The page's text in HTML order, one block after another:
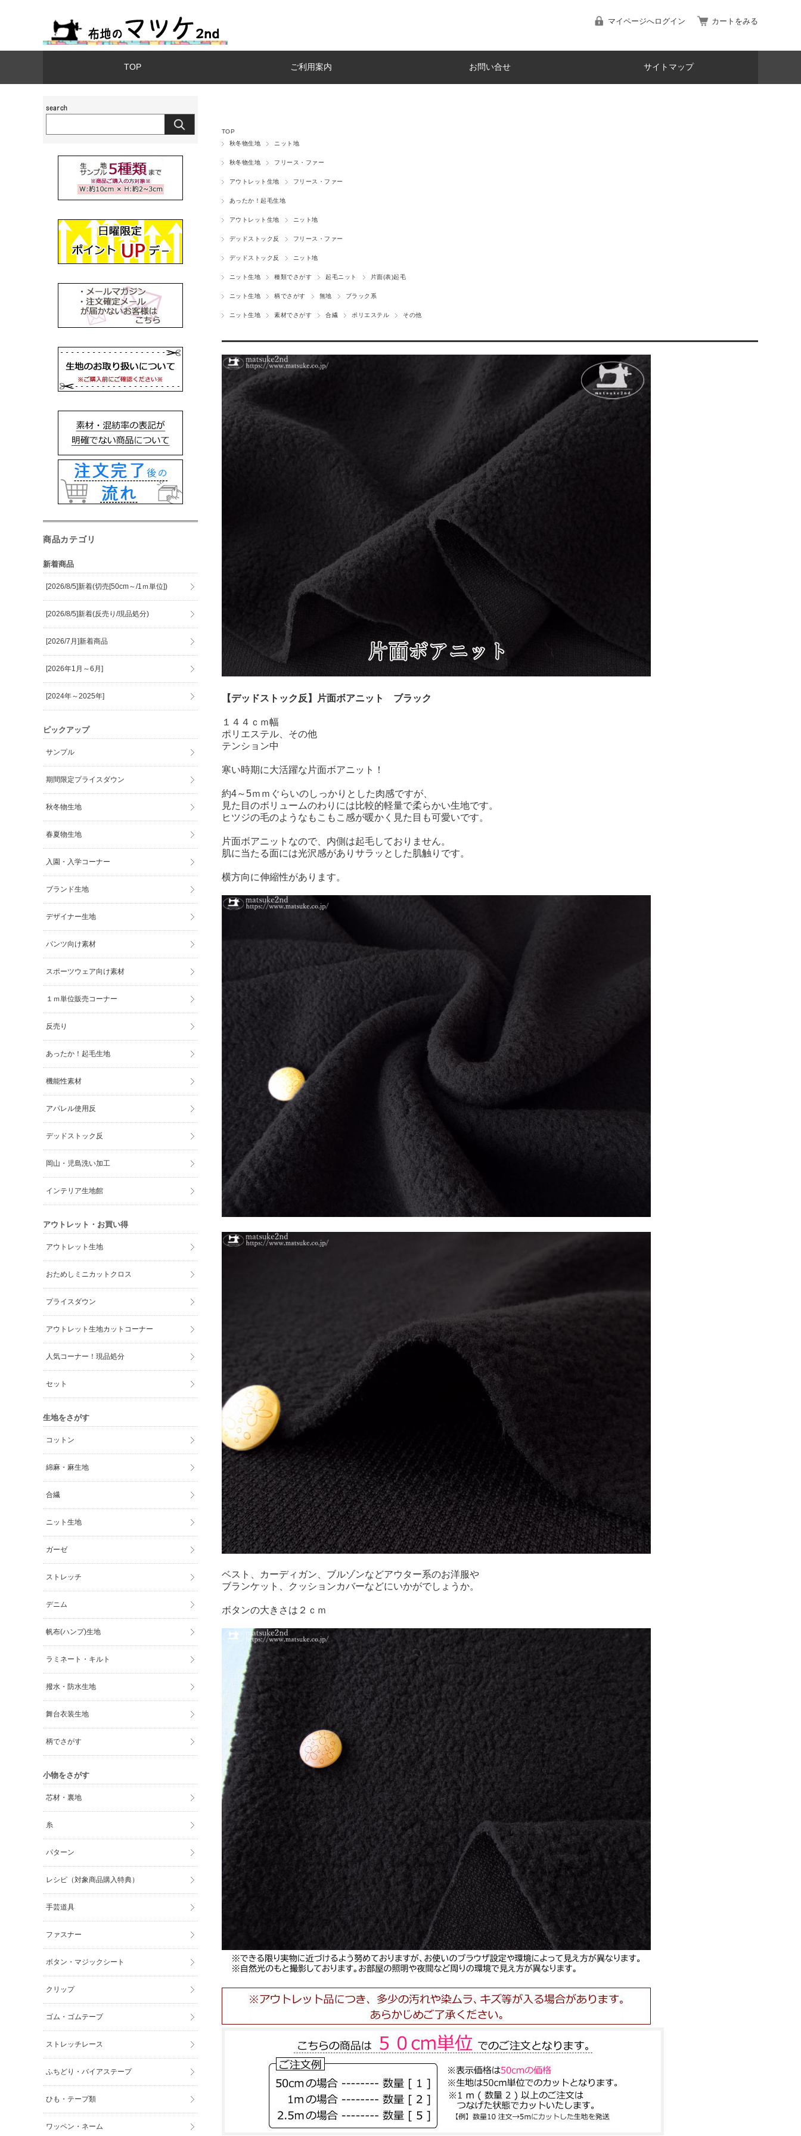
マイページへログイン カートをみる
TOP ご利用案内 お問い合せ サイトマップ
TOP
秋冬物生地
ニット地
秋冬物生地 フリース・ファー
アウトレット生地 フリース・ファー
あったか！起毛生地
アウトレット生地 ニット地
デッドストック反 フリース・ファー
デッドストック反 ニット地
ニット生地 種類でさがす 起毛ニット 片面(表)起毛
ニット生地 柄でさがす 無地 ブラック系
ニット生地 素材でさがす 合繊 ポリエステル その他
【デッドストック反】片面ボアニット ブラック
１４４ｃｍ幅
ポリエステル、その他
テンション中
寒い時期に大活躍な片面ボアニット！
約4～5ｍｍぐらいのしっかりとした肉感ですが、
見た目のボリュームのわりには比較的軽量で柔らかい生地です。
ヒツジの毛のようなもこもこ感が暖かく見た目も可愛いです。
片面ボアニットなので、内側は起毛しておりません。
肌に当たる面には光沢感がありサラッとした肌触りです。
横方向に伸縮性があります。
ベスト、カーディガン、ブルゾンなどアウター系のお洋服や
ブランケット、クッションカバーなどにいかがでしょうか。
ボタンの大きさは２ｃｍ
商品カテゴリ
新着商品
[2026/8/5]新着(切売[50cm～/1ｍ単位])
[2026/8/5]新着(反売り/現品処分)
[2026/7月]新着商品
[2026年1月～6月]
[2024年～2025年]
ピックアップ
サンプル
期間限定プライスダウン
秋冬物生地
春夏物生地
入園・入学コーナー
ブランド生地
デザイナー生地
パンツ向け素材
スポーツウェア向け素材
１ｍ単位販売コーナー
反売り
あったか！起毛生地
機能性素材
アパレル使用反
デッドストック反
岡山・児島洗い加工
インテリア生地館
アウトレット・お買い得
アウトレット生地
おためしミニカットクロス
プライスダウン
アウトレット生地カットコーナー
人気コーナー！現品処分
セット
生地をさがす
コットン
綿麻・麻生地
合繊
ニット生地
ガーゼ
ストレッチ
デニム
帆布(ハンプ)生地
ラミネート・キルト
撥水・防水生地
舞台衣装生地
柄でさがす
小物をさがす
芯材・裏地
糸
パターン
レシピ（対象商品購入特典）
手芸道具
ファスナー
ボタン・マジックシート
クリップ
ゴム・ゴムテープ
ストレッチレース
ふちどり・バイアステープ
ひも・テープ類
ワッペン・ネーム